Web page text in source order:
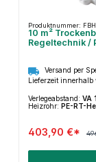
Produktnummer:
10 m²
Regeltechnik /
Versand per
Lieferzeit
Verlegeabstand:
Heizrohr: PE-RT-
403,90 €*